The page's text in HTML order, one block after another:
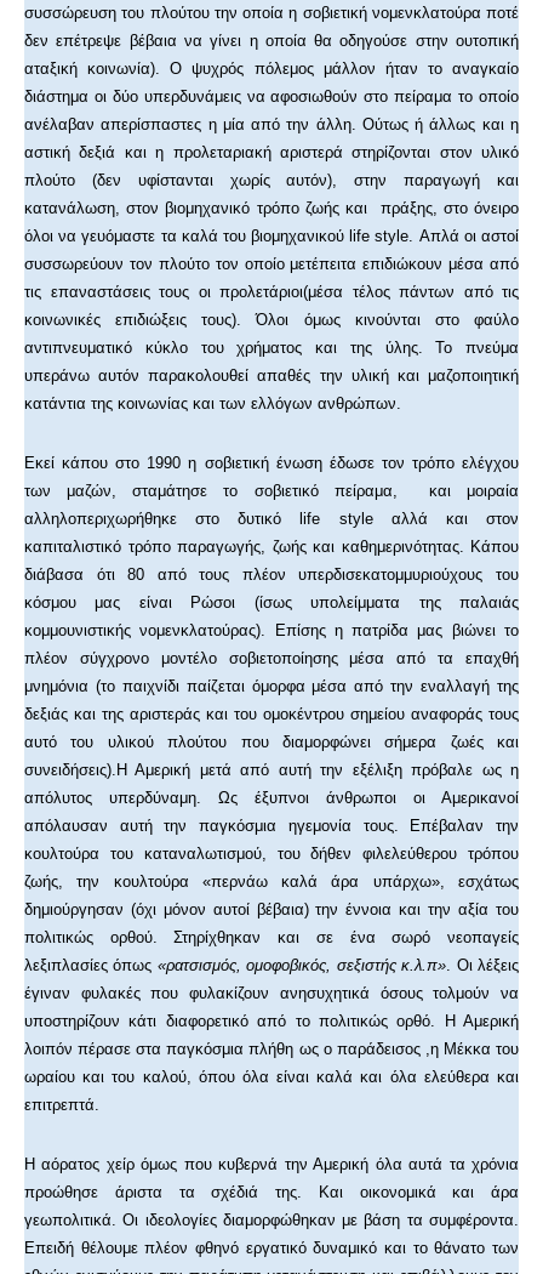
συσσώρευση του πλούτου την οποία η σοβιετική νομενκλατούρα ποτέ
δεν επέτρεψε βέβαια να γίνει η οποία θα οδηγούσε στην ουτοπική
αταξική κοινωνία). Ο ψυχρός πόλεμος μάλλον ήταν το αναγκαίο
διάστημα οι δύο υπερδυνάμεις να αφοσιωθούν στο πείραμα το οποίο
ανέλαβαν απερίσπαστες η μία από την άλλη. Ούτως ή άλλως και η
αστική δεξιά και η προλεταριακή αριστερά στηρίζονται στον υλικό
πλούτο (δεν υφίστανται χωρίς αυτόν), στην παραγωγή και
κατανάλωση, στον βιομηχανικό τρόπο ζωής και πράξης, στο όνειρο
όλοι να γευόμαστε τα καλά του βιομηχανικού life style. Απλά οι αστοί
συσσωρεύουν τον πλούτο τον οποίο μετέπειτα επιδιώκουν μέσα από
τις επαναστάσεις τους οι προλετάριοι(μέσα τέλος πάντων από τις
κοινωνικές επιδιώξεις τους). Όλοι όμως κινούνται στο φαύλο
αντιπνευματικό κύκλο του χρήματος και της ύλης. Το πνεύμα
υπεράνω αυτόν παρακολουθεί απαθές την υλική και μαζοποιητική
κατάντια της κοινωνίας και των ελλόγων ανθρώπων.
Εκεί κάπου στο 1990 η σοβιετική ένωση έδωσε τον τρόπο ελέγχου
των μαζών, σταμάτησε το σοβιετικό πείραμα, και μοιραία
αλληλοπεριχωρήθηκε στο δυτικό life style αλλά και στον
καπιταλιστικό τρόπο παραγωγής, ζωής και καθημερινότητας. Κάπου
διάβασα ότι 80 από τους πλέον υπερδισεκατομμυριούχους του
κόσμου μας είναι Ρώσοι (ίσως υπολείμματα της παλαιάς
κομμουνιστικής νομενκλατούρας). Επίσης η πατρίδα μας βιώνει το
πλέον σύγχρονο μοντέλο σοβιετοποίησης μέσα από τα επαχθή
μνημόνια (το παιχνίδι παίζεται όμορφα μέσα από την εναλλαγή της
δεξιάς και της αριστεράς και του ομοκέντρου σημείου αναφοράς τους
αυτό του υλικού πλούτου που διαμορφώνει σήμερα ζωές και
συνειδήσεις).Η Αμερική μετά από αυτή την εξέλιξη πρόβαλε ως η
απόλυτος υπερδύναμη. Ως έξυπνοι άνθρωποι οι Αμερικανοί
απόλαυσαν αυτή την παγκόσμια ηγεμονία τους. Επέβαλαν την
κουλτούρα του καταναλωτισμού, του δήθεν φιλελεύθερου τρόπου
ζωής, την κουλτούρα «περνάω καλά άρα υπάρχω», εσχάτως
δημιούργησαν (όχι μόνον αυτοί βέβαια) την έννοια και την αξία του
πολιτικώς ορθού. Στηρίχθηκαν και σε ένα σωρό νεοπαγείς
λεξιπλασίες όπως «ρατσισμός, ομοφοβικός, σεξιστής κ.λ.π». Οι λέξεις
έγιναν φυλακές που φυλακίζουν ανησυχητικά όσους τολμούν να
υποστηρίζουν κάτι διαφορετικό από το πολιτικώς ορθό. Η Αμερική
λοιπόν πέρασε στα παγκόσμια πλήθη ως ο παράδεισος ,η Μέκκα του
ωραίου και του καλού, όπου όλα είναι καλά και όλα ελεύθερα και
επιτρεπτά.
Η αόρατος χείρ όμως που κυβερνά την Αμερική όλα αυτά τα χρόνια
προώθησε άριστα τα σχέδιά της. Και οικονομικά και άρα
γεωπολιτικά. Οι ιδεολογίες διαμορφώθηκαν με βάση τα συμφέροντα.
Επειδή θέλουμε πλέον φθηνό εργατικό δυναμικό και το θάνατο των